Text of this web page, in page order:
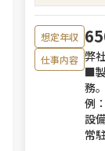
想定年収
仕事内容 弊
■
務。
例
設
常